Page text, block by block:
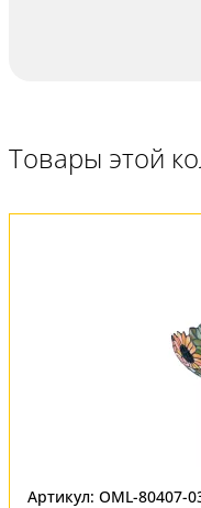
Товары этой
Артикул: OML-80407-